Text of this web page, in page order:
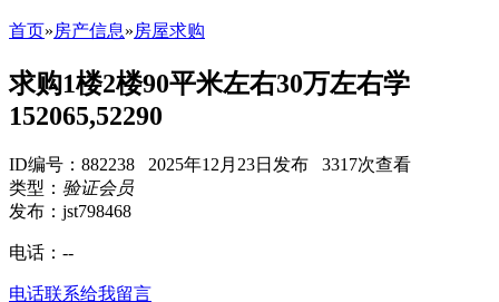
首页»房产信息»房屋求购
求购1楼2楼90平米左右30万左右学
152065,52290
ID编号：882238 2025年12月23日发布 3317次查看
类型： 验证会员
发布：jst798468
电话： --
电话联系给我留言